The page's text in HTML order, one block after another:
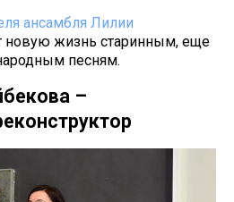
ансамбля Лилии
новую жизнь старинным, еще
песням.
–